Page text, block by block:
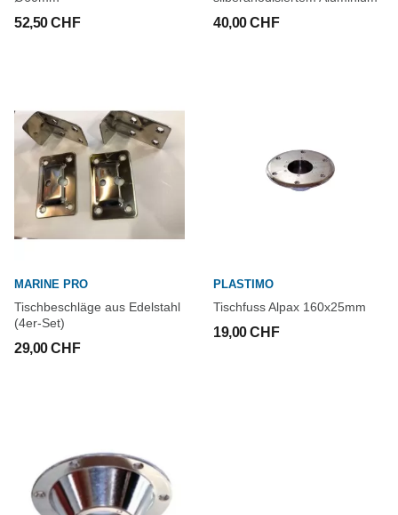
52,50 CHF 40,00 CHF
MARINE PRO
Tischbeschläge aus Edelstahl
(4er-Set)
29,00 CHF
PLASTIMO
Tischfuss Alpax 160x25mm
19,00 CHF